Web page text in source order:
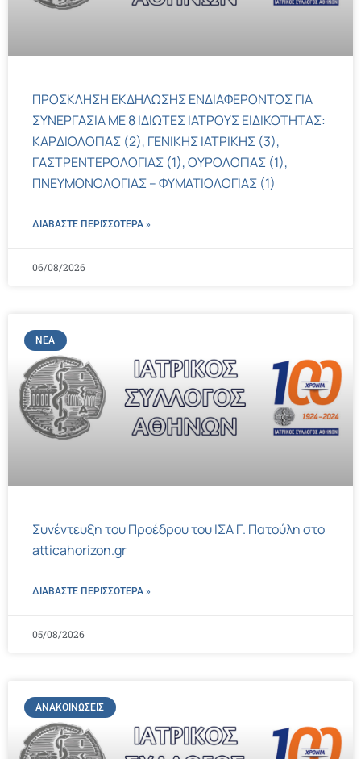
ΠΡΟΣΚΛΗΣΗ ΕΚΔΗΛΩΣΗΣ ΕΝΔΙΑΦΕΡΟΝΤΟΣ ΓΙΑ
ΣΥΝΕΡΓΑΣΙΑ ΜΕ 8 ΙΔΙΩΤΕΣ ΙΑΤΡΟΥΣ ΕΙΔΙΚΟΤΗΤΑΣ:
ΚΑΡΔΙΟΛΟΓΙΑΣ (2), ΓΕΝΙΚΗΣ ΙΑΤΡΙΚΗΣ (3),
ΓΑΣΤΡΕΝΤΕΡΟΛΟΓΙΑΣ (1), ΟΥΡΟΛΟΓΙΑΣ (1),
ΠΝΕΥΜΟΝΟΛΟΓΙΑΣ – ΦΥΜΑΤΙΟΛΟΓΙΑΣ (1)
ΔΙΑΒΑΣΤΕ ΠΕΡΙΣΣΌΤΕΡΑ »
06/08/2026
ΝΈΑ
Συνέντευξη του Προέδρου του ΙΣΑ Γ. Πατούλη στο
atticahorizon.gr
ΔΙΑΒΑΣΤΕ ΠΕΡΙΣΣΌΤΕΡΑ »
05/08/2026
ΑΝΑΚΟΙΝΏΣΕΙΣ